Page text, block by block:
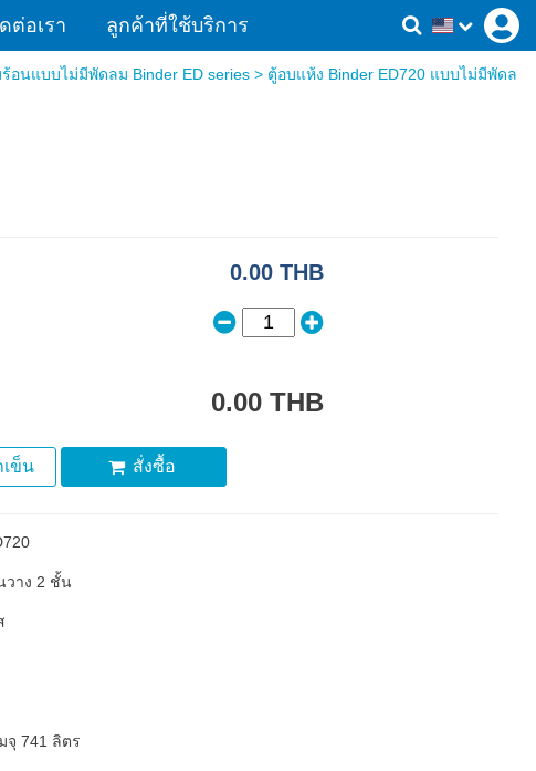
ต่อเรา ลูกค้าที่ใช้บริการ
อนแบบไม่มีพัดลม Binder ED series> ตู้อบแห้ง Binder ED720 แบบไม่มีพัดล
0.00 THB
0.00 THB
เข็น สั่งซื้อ
วาง 2 ชั้น
จุ 741 ลิตร